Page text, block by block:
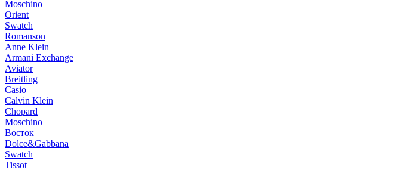
Moschino
Orient
Swatch
Romanson
Anne Klein
Armani Exchange
Aviator
Breitling
Casio
Calvin Klein
Chopard
Moschino
Восток
Dolce&Gabbana
Swatch
Tissot